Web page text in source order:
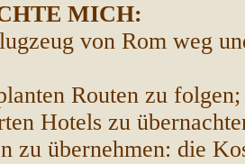
MICH:
von Rom weg
Routen zu folgen;
Hotels zu
zu übernehmen: die